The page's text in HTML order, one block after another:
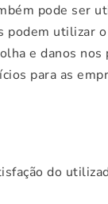
pode ser
podem utilizar
e danos nos
para as
do